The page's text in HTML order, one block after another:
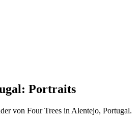
Portraits
von Four Trees in Alentejo, Portugal.